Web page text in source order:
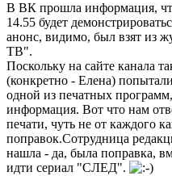
В ВК прошла информация,
14.55 будет
анонс, видимо, был взят
ТВ".
Поскольку на сайте канала
(конкретно - Елена)
одной из печатных
информация. Вот что нам
печати, чуть не от каждого
поправок.Сотрудница
нашла - да, была
идти сериал "СЛЕД".